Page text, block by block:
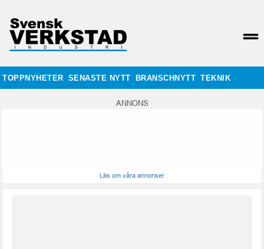
TOPPNYHETER SENASTE NYTT BRANSCHNYTT TEKNIK
ANNONS
Läs om våra annonser